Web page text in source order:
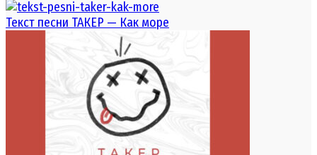
Текст песни ТАКЕР — Как море